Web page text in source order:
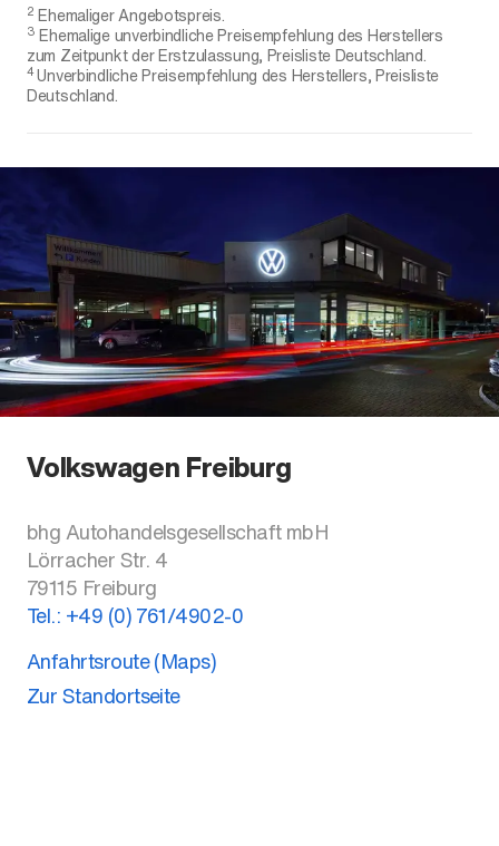
2 Ehemaliger Angebotspreis.
3 Ehemalige unverbindliche Preisempfehlung des Herstellers
zum Zeitpunkt der Erstzulassung, Preisliste Deutschland.
4Unverbindliche Preisempfehlung des Herstellers, Preisliste
Deutschland.
Volkswagen Freiburg
bhg Autohandelsgesellschaft mbH
Lörracher Str. 4
79115 Freiburg
Tel.: +49 (0) 761/4902-0
Anfahrtsroute (Maps)
Zur Standortseite